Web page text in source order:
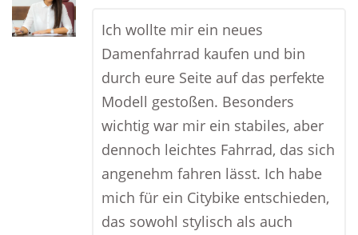
Ich wollte mir ein neues
Damenfahrrad kaufen und bin
durch eure Seite auf das perfekte
Modell gestoßen. Besonders
wichtig war mir ein stabiles, aber
dennoch leichtes Fahrrad, das sich
angenehm fahren lässt. Ich habe
mich für ein Citybike entschieden,
das sowohl stylisch als auch